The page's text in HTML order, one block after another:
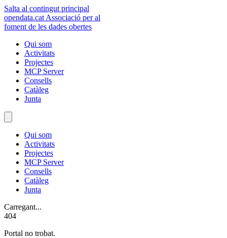
Salta al contingut principal
opendata.cat Associació per al
foment de les dades obertes
Qui som
Activitats
Projectes
MCP Server
Consells
Catàleg
Junta
Qui som
Activitats
Projectes
MCP Server
Consells
Catàleg
Junta
Carregant...
404
Portal no trobat.